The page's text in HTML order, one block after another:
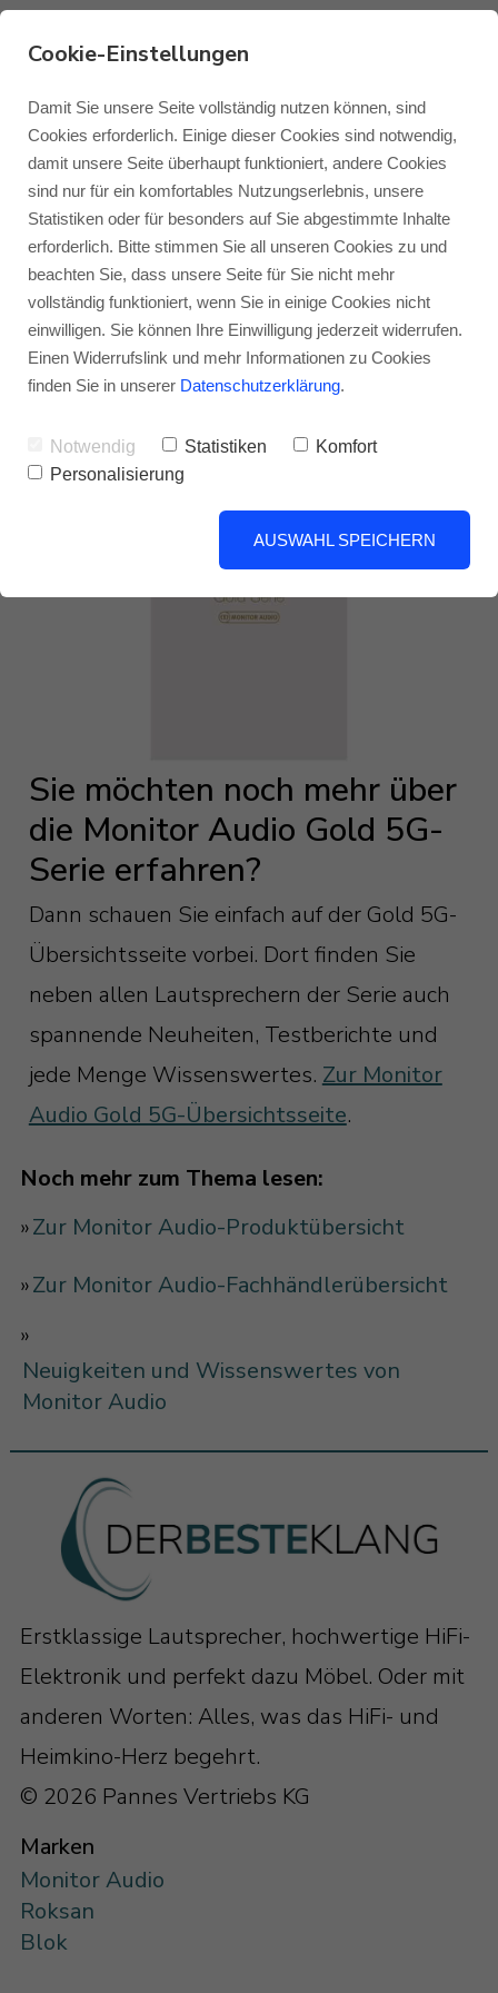
Monitor Audio
Monitor Audio Custom Install
Roksan
Blok
Blog Monitor Audio
Blog Roksan
Blog Blok
Monitor Audio Gold 5G-
Prospekt zum Download
VON JENS RAGENOW 02.09.2022
Sie sind auf der Suche nach dem offiziellen
Monitor Audio Gold 5G-Prospekt zum
Download? Hier werden Sie fündig! Klicken
hier herunter:
Sie möchten noch mehr über
die Monitor Audio Gold 5G-
Serie erfahren?
Dann schauen Sie einfach auf der Gold 5G-
Übersichtsseite vorbei. Dort finden Sie
neben allen Lautsprechern der Serie auch
spannende Neuheiten, Testberichte und
jede Menge Wissenswertes. Zur Monitor
Audio Gold 5G-Übersichtsseite.
Noch mehr zum Thema lesen:
»Zur Monitor Audio-Produktübersicht
»Zur Monitor Audio-Fachhändlerübersicht
»
Neuigkeiten und Wissenswertes von
Monitor Audio
Erstklassige Lautsprecher, hochwertige HiFi-
Elektronik und perfekt dazu Möbel. Oder mit
anderen Worten: Alles, was das HiFi- und
Heimkino-Herz begehrt.
© 2026 Pannes Vertriebs KG
Marken
Monitor Audio
Roksan
Blok
Cookie-Einstellungen
Damit Sie unsere Seite vollständig nutzen können, sind
Cookies erforderlich. Einige dieser Cookies sind notwendig,
damit unsere Seite überhaupt funktioniert, andere Cookies
sind nur für ein komfortables Nutzungserlebnis, unsere
Statistiken oder für besonders auf Sie abgestimmte Inhalte
erforderlich. Bitte stimmen Sie all unseren Cookies zu und
beachten Sie, dass unsere Seite für Sie nicht mehr
vollständig funktioniert, wenn Sie in einige Cookies nicht
einwilligen. Sie können Ihre Einwilligung jederzeit widerrufen.
Einen Widerrufslink und mehr Informationen zu Cookies
finden Sie in unserer Datenschutzerklärung.
Notwendig Statistiken
Komfort
Personalisierung
AUSWAHL SPEICHERN